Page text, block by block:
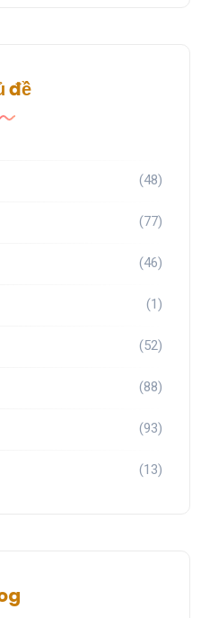
đề
(48)
(77)
(46)
(1)
(52)
(88)
(93)
(13)